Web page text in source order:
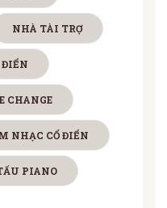
NHÀ TÀI TRỢ
ĐIỂN
CHANGE
NHẠC CỔ ĐIỂN
PIANO